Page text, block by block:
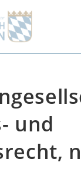
und